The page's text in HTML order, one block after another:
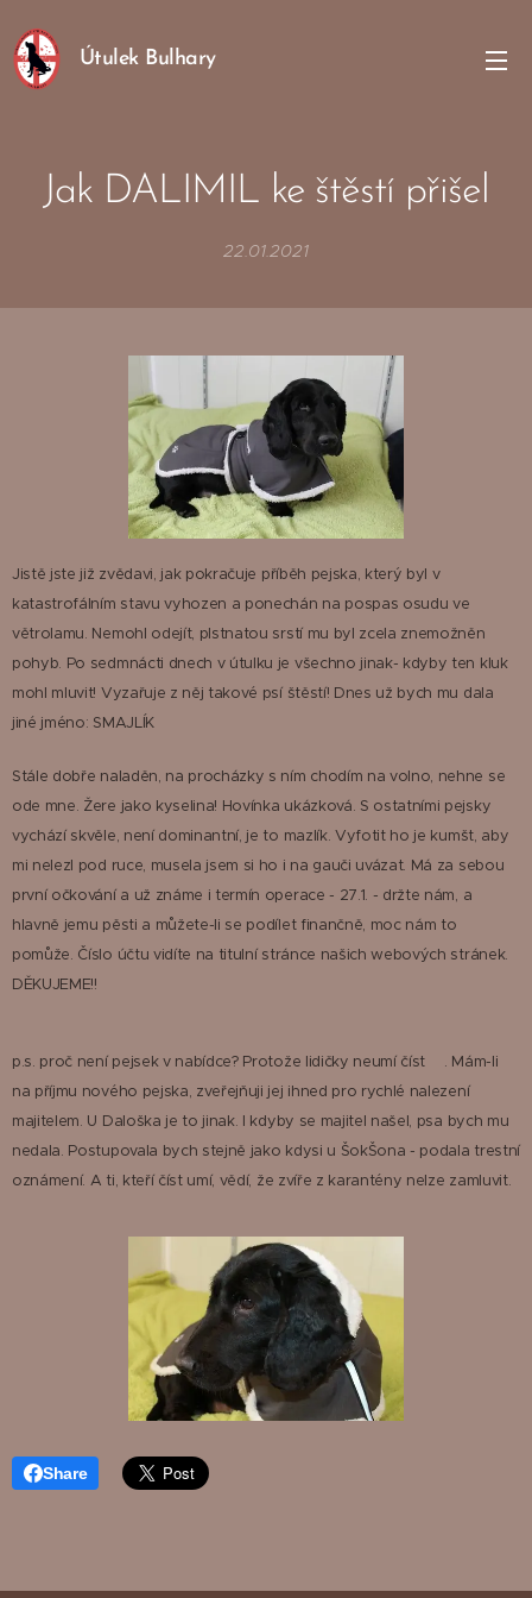
Útulek Bulhary
Jak DALIMIL ke štěstí přišel
22.01.2021
Jistě jste již zvědavi, jak pokračuje příběh pejska, který byl v
katastrofálním stavu vyhozen a ponechán na pospas osudu ve
větrolamu. Nemohl odejít, plstnatou srstí mu byl zcela znemožněn
pohyb. Po sedmnácti dnech v útulku je všechno jinak- kdyby ten kluk
mohl mluvit! Vyzařuje z něj takové psí štěstí! Dnes už bych mu dala
jiné jméno: SMAJLÍK😊
Stále dobře naladěn, na procházky s ním chodím na volno, nehne se
ode mne. Žere jako kyselina! Hovínka ukázková. S ostatními pejsky
vychází skvěle, není dominantní, je to mazlík. Vyfotit ho je kumšt, aby
mi nelezl pod ruce, musela jsem si ho i na gauči uvázat. Má za sebou
první očkování a už známe i termín operace - 27.1. - držte nám, a
hlavně jemu pěsti a můžete-li se podílet finančně, moc nám to
pomůže. Číslo účtu vidíte na titulní stránce našich webových stránek.
DĚKUJEME!!
p.s. proč není pejsek v nabídce? Protože lidičky neumí číst😊. Mám-li
na příjmu nového pejska, zveřejňuji jej ihned pro rychlé nalezení
majitelem. U Daloška je to jinak. I kdyby se majitel našel, psa bych mu
nedala. Postupovala bych stejně jako kdysi u ŠokŠona - podala trestní
oznámení. A ti, kteří číst umí, vědí, že zvíře z karantény nelze zamluvit.
Share